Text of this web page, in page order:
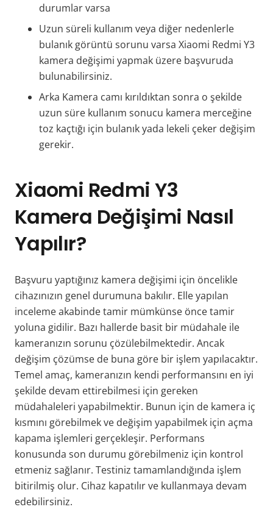
durumlar varsa
Uzun süreli kullanım veya diğer nedenlerle
bulanık görüntü sorunu varsa Xiaomi Redmi Y3
kamera değişimi yapmak üzere başvuruda
bulunabilirsiniz.
Arka Kamera camı kırıldıktan sonra o şekilde
uzun süre kullanım sonucu kamera merceğine
toz kaçtığı için bulanık yada lekeli çeker değişim
gerekir.
Xiaomi Redmi Y3
Kamera Değişimi Nasıl
Yapılır?
Başvuru yaptığınız kamera değişimi için öncelikle
cihazınızın genel durumuna bakılır. Elle yapılan
inceleme akabinde tamir mümkünse önce tamir
yoluna gidilir. Bazı hallerde basit bir müdahale ile
kameranızın sorunu çözülebilmektedir. Ancak
değişim çözümse de buna göre bir işlem yapılacaktır.
Temel amaç, kameranızın kendi performansını en iyi
şekilde devam ettirebilmesi için gereken
müdahaleleri yapabilmektir. Bunun için de kamera iç
kısmını görebilmek ve değişim yapabilmek için açma
kapama işlemleri gerçekleşir. Performans
konusunda son durumu görebilmeniz için kontrol
etmeniz sağlanır. Testiniz tamamlandığında işlem
bitirilmiş olur. Cihaz kapatılır ve kullanmaya devam
edebilirsiniz.